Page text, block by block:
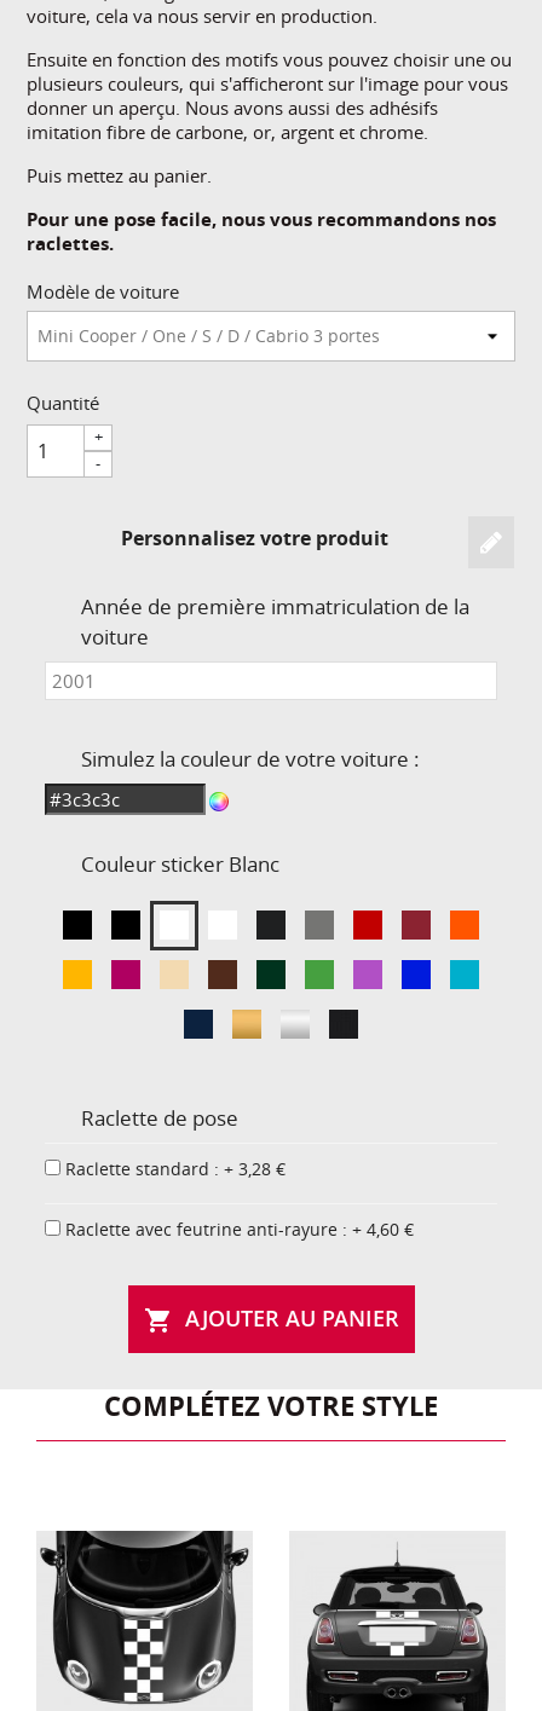
voiture, cela va nous servir en production.
Ensuite en fonction des motifs vous pouvez choisir une ou
plusieurs couleurs, qui s'afficheront sur l'image pour vous
donner un aperçu. Nous avons aussi des adhésifs
imitation fibre de carbone, or, argent et chrome.
Puis mettez au panier.
Pour une pose facile, nous vous recommandons nos
raclettes.
Modèle de voiture
Quantité
+
-
Personnalisez votre produit
Année de première immatriculation de la
voiture
Simulez la couleur de votre voiture :
Couleur sticker Blanc
Raclette de pose
Raclette standard : + 3,28 €
Raclette avec feutrine anti-rayure : + 4,60 €
 AJOUTER AU PANIER
COMPLÉTEZ VOTRE STYLE